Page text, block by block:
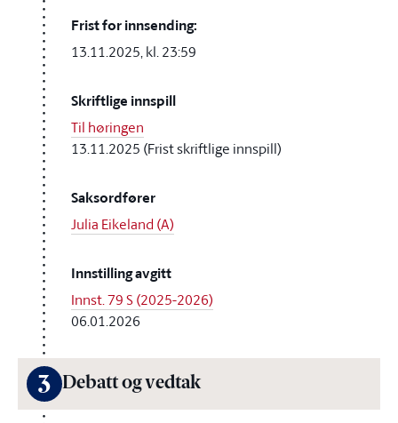
Frist for innsending:
13.11.2025, kl. 23:59
Skriftlige innspill
Til høringen
13.11.2025 (Frist skriftlige innspill)
Saksordfører
Julia Eikeland (A)
Innstilling avgitt
Innst. 79 S (2025-2026)
06.01.2026
3 Debatt og vedtak